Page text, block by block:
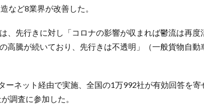
など8業界が改善した。
、先行きに対し「コロナの影響が収まれば鬱流は再度
高騰が続いており、先行きは不透明」（一般貨物自
ーネット経由で実施、全国の1万992社が有効回答を寄
調査に参加した。